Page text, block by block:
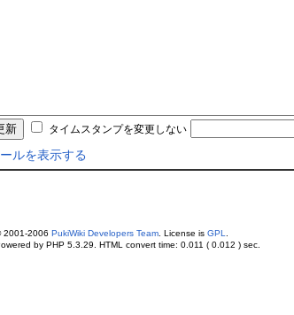
タイムスタンプを変更しない
ルを表示する
2001-2006 PukiWiki Developers Team. License is GPL
by PHP 5.3.29. HTML convert time: 0.011 ( 0.012 ) sec.